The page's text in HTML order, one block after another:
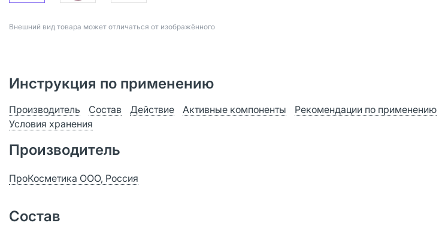
Bнешний вид товара может отличаться от изображённого
Инструкция по применению
Производитель Состав Действие Активные компоненты Рекомендации по применению
Условия хранения
Производитель
ПроКосметика ООО, Россия
Состав